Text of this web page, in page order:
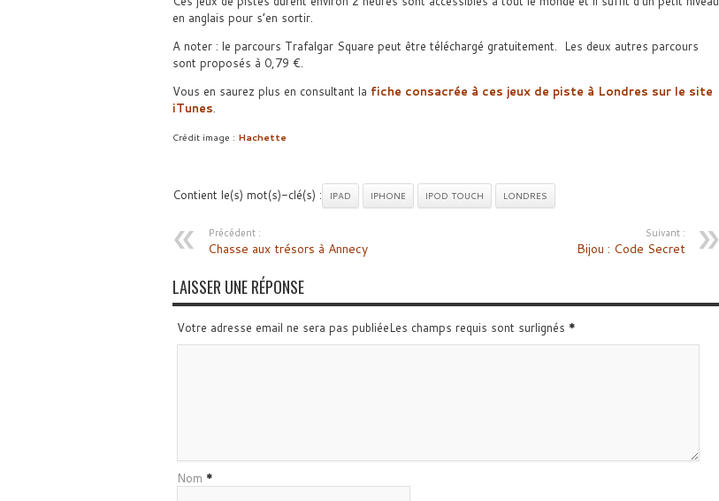
en anglais pour s’en sortir.
A noter : le parcours Trafalgar Square peut être téléchargé gratuitement. Les deux autres parcours
sont proposés à 0,79 €.
Vous en saurez plus en consultant la fiche consacrée à ces jeux de piste à Londres sur le site
iTunes.
Crédit image : Hachette
Contient le(s) mot(s)-clé(s) : IPAD IPHONE IPOD TOUCH LONDRES
Précédent :
Chasse aux trésors à Annecy
Suivant :
Bijou : Code Secret
LAISSER UNE RÉPONSE
Votre adresse email ne sera pas publiéeLes champs requis sont surlignés *
Nom *